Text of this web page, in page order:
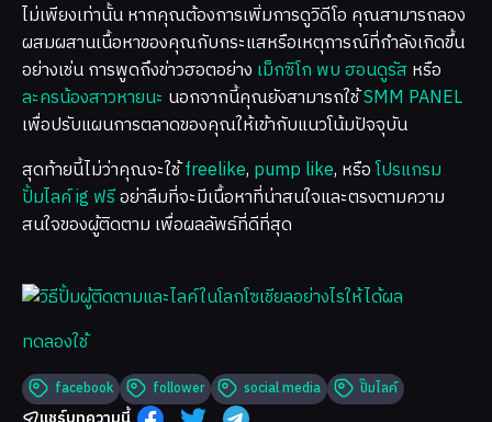
ไม่เพียงเท่านั้น หากคุณต้องการเพิ่มการดูวิดีโอ คุณสามารถลอง
ผสมผสานเนื้อหาของคุณกับกระแสหรือเหตุการณ์ที่กำลังเกิดขึ้น
อย่างเช่น การพูดถึงข่าวฮอตอย่าง เม็กซิโก พบ ฮอนดูรัสหรือ
ละครน้องสาวหายนะ นอกจากนี้คุณยังสามารถใช้SMM PANEL
เพื่อปรับแผนการตลาดของคุณให้เข้ากับแนวโน้มปัจจุบัน
สุดท้ายนี้ไม่ว่าคุณจะใช้freelike, pump like, หรือโปรแกรม
ปั้มไลค์ ig ฟรีอย่าลืมที่จะมีเนื้อหาที่น่าสนใจและตรงตามความ
สนใจของผู้ติดตาม เพื่อผลลัพธ์ที่ดีที่สุด
ทดลองใช้
facebook follower social media ปั๊มไลค์